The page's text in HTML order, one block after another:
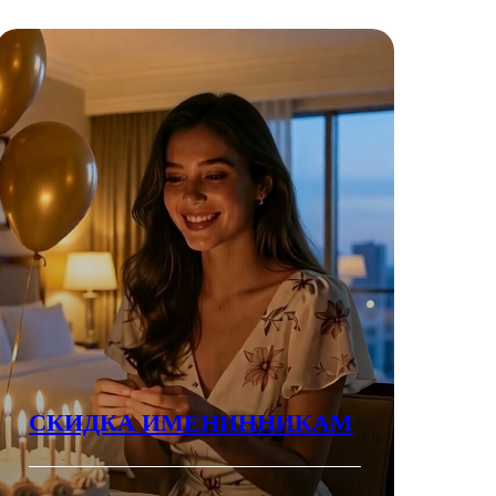
СКИДКА ИМЕНИННИКАМ